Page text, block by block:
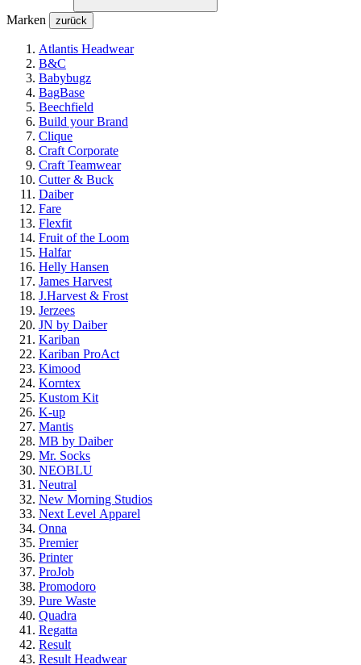
Marken zurück
Atlantis Headwear
B&C
Babybugz
BagBase
Beechfield
Build your Brand
Clique
Craft Corporate
Craft Teamwear
Cutter & Buck
Daiber
Fare
Flexfit
Fruit of the Loom
Halfar
Helly Hansen
James Harvest
J.Harvest & Frost
Jerzees
JN by Daiber
Kariban
Kariban ProAct
Kimood
Korntex
Kustom Kit
K-up
Mantis
MB by Daiber
Mr. Socks
NEOBLU
Neutral
New Morning Studios
Next Level Apparel
Onna
Premier
Printer
ProJob
Promodoro
Pure Waste
Quadra
Regatta
Result
Result Headwear